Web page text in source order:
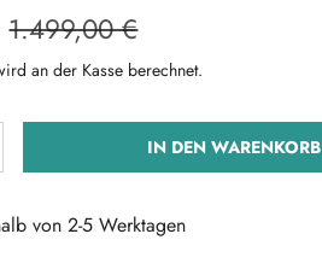
Normaler Preis
1.499,00 €
an der Kasse berechnet.
ERHÖHEN IN DEN WARENKORB
von 2-5 Werktagen